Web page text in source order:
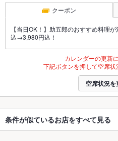
クーポン
【当日OK！】助五郎のおすすめ料理
込→3,980円込！
カレンダーの更新
下記ボタンを押して空席状
空席状況を
条件が似ているお店をすべて見る